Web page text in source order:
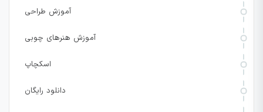
آموزش طراحی
آموزش هنرهای چوبی
اسکچاپ
دانلود رایگان